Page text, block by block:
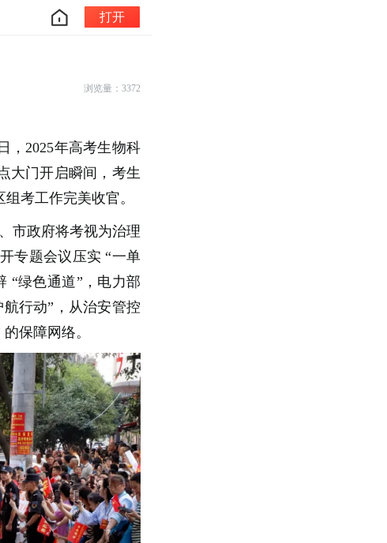
打开
浏览量：3372
，2025年高考生物科
大门开启瞬间，考生
考工作完美收官。
市政府将考视为治理
专题会议压实 “一单
“绿色通道”，电力部
行动”，从治安管控
保障网络。